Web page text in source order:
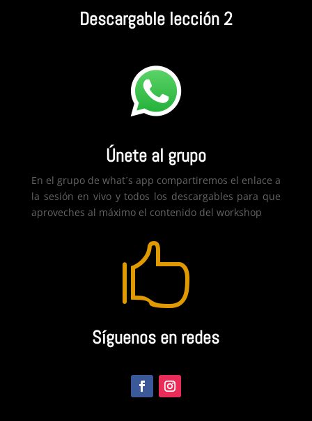
Descargable lección 2
Únete al grupo
En el grupo de what´s app compartiremos el enlace a
la sesión en vivo y todos los descargables para que
aproveches al máximo el contenido del workshop

Síguenos en redes